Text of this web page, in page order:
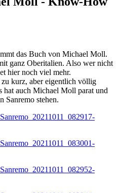
das Buch von Michael Moll.
ganz Oberitalien. Also wer nicht
hier noch viel mehr.
kurz, aber eigentlich völlig
hat auch Michael Moll parat und
Sanremo stehen.